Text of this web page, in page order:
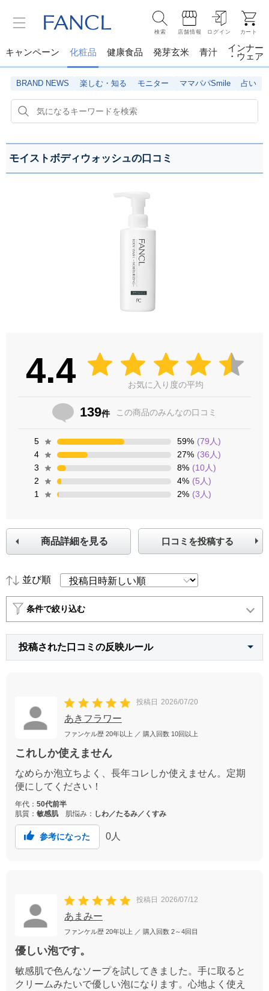
検索 店舗情報 ログイン カート
キャンペーン 化粧品 健康食品 発芽玄米 青汁
インナー
・ウェア
BRAND NEWS 楽しむ・知る モニター ママパパSmile 占い
モイストボディウォッシュの口コミ
4.4 お気に入り度の平均
139件 この商品のみんなの口コミ
5 59% (79人)
4
27% (36人)
3
8% (10人)
2
4% (5人)
1
2% (3人)
口コミを投稿する
商品詳細を見る
並び順
条件で絞り込む
投稿された口コミの反映ルール
投稿日 2026/07/20
あきフラワー
ファンケル歴 20年以上 ／ 購入回数 10回以上
これしか使えません
なめらか泡立ちよく、長年コレしか使えません。定期
便にしてください！
年代： 50代前半
肌質： 敏感肌 肌悩み： しわ／たるみ／くすみ
参考になった 0 人
投稿日 2026/07/12
あまみー
ファンケル歴 20年以上 ／ 購入回数 2～4回目
優しい泡です。
敏感肌で色んなソープを試してきました。手に取ると
クリームみたいで優しい泡になります。心地よく使え